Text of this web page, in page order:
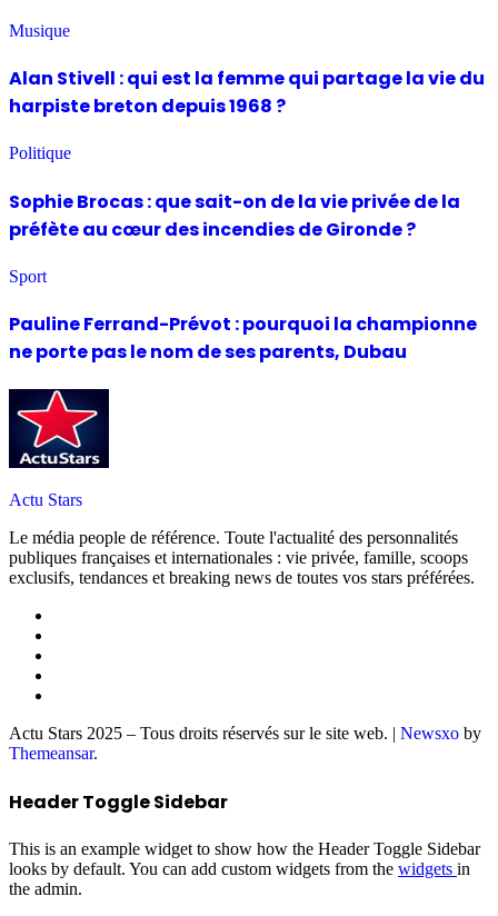
Musique
Alan Stivell : qui est la femme qui partage la vie du
harpiste breton depuis 1968 ?
Politique
Sophie Brocas : que sait-on de la vie privée de la
préfète au cœur des incendies de Gironde ?
Sport
Pauline Ferrand-Prévot : pourquoi la championne
ne porte pas le nom de ses parents, Dubau
Actu Stars
Le média people de référence. Toute l'actualité des personnalités
publiques françaises et internationales : vie privée, famille, scoops
exclusifs, tendances et breaking news de toutes vos stars préférées.
Actu Stars 2025 – Tous droits réservés sur le site web. Newsxo by
Themeansar.
Header Toggle Sidebar
This is an example widget to show how the Header Toggle Sidebar
looks by default. You can add custom widgets from the widgets in
the admin.